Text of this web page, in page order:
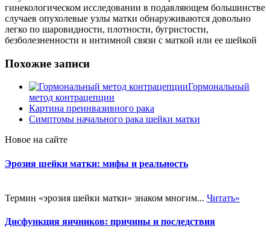
гинекологическом исследовании в подавляющем большинстве
случаев опухолевые узлы матки обнаруживаются довольно
легко по шаровидности, плотности, бугристости,
безболезненности и интимной связи с маткой или ее шейкой
Похожие записи
Гормональный
метод контрацепции
Картина преинвазивного рака
Симптомы начального рака шейки матки
Новое на сайте
Эрозия шейки матки: мифы и реальность
Термин «эрозия шейки матки» знаком многим... Читать»
Дисфункция яичников: причины и последствия